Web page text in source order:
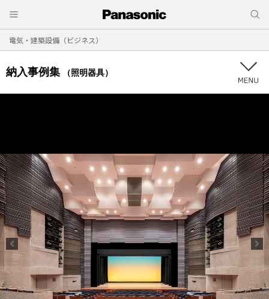
電気・建築設備（ビジネス）
納入事例集 （照明器具）